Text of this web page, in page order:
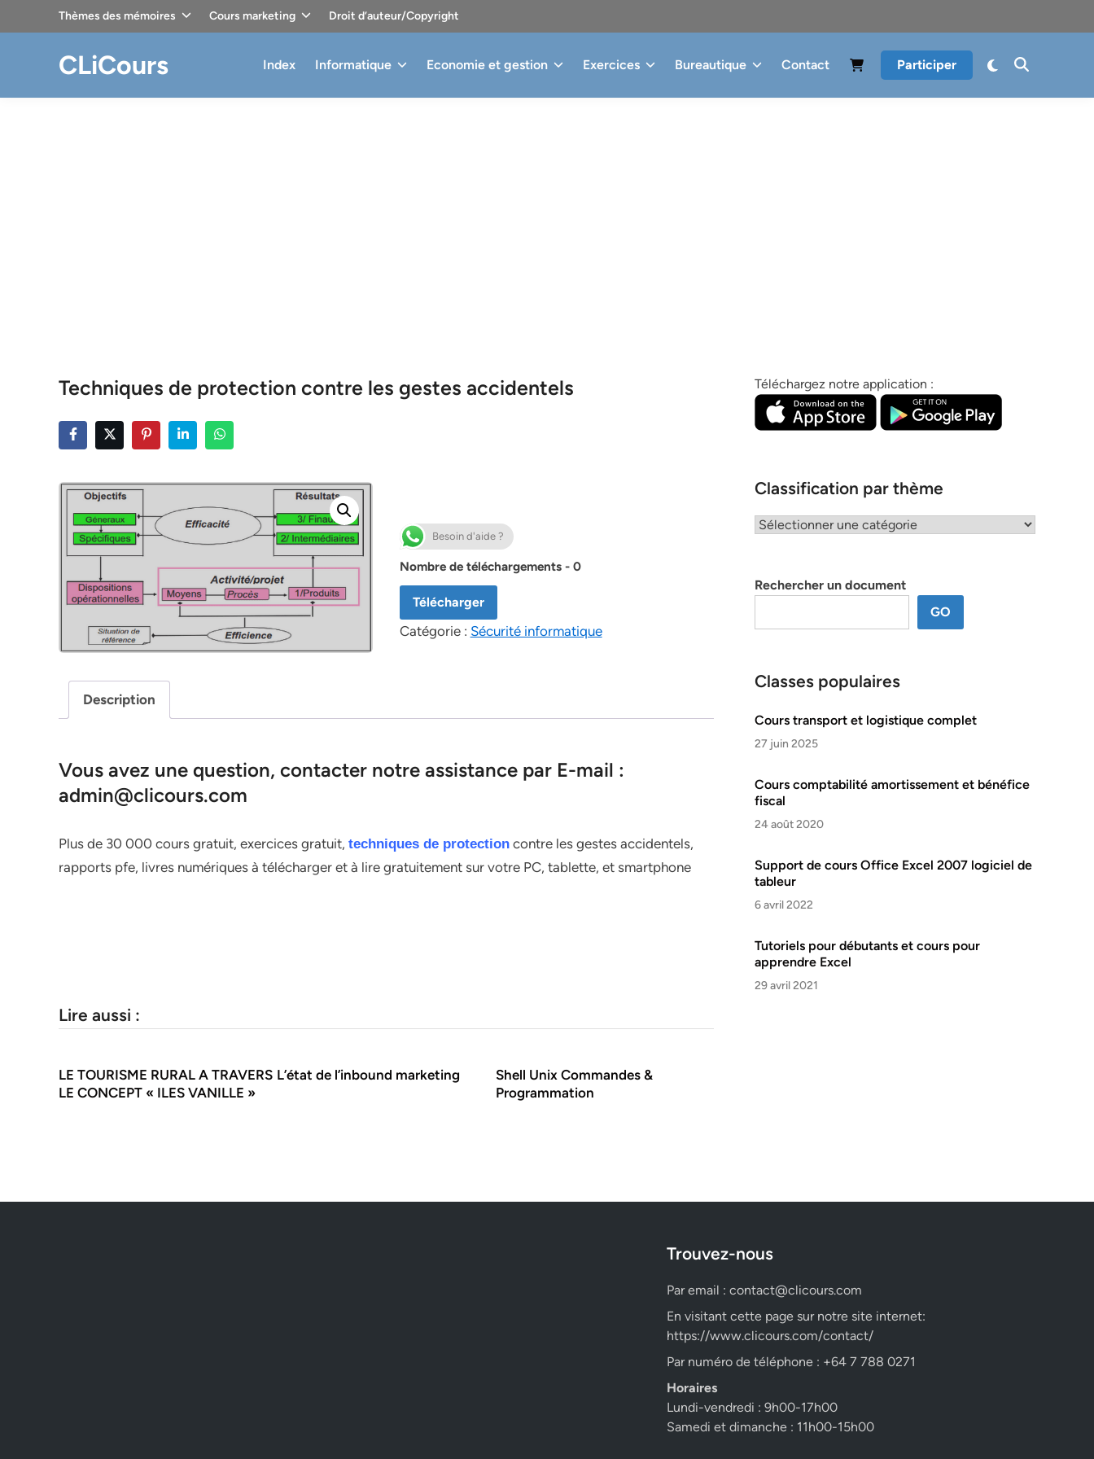
Thèmes des mémoires Cours marketing Droit d’auteur/Copyright
CLiCours Index Informatique Economie et gestion Exercices Bureautique Contact Participer
Techniques de protection contre les gestes accidentels
Besoin d'aide ?
Nombre de téléchargements - 0
Télécharger
Catégorie : Sécurité informatique
Description
Vous avez une question, contacter notre assistance par E-mail :
admin@clicours.com
Plus de 30 000 cours gratuit, exercices gratuit, techniques de protection contre les gestes accidentels,
rapports pfe, livres numériques à télécharger et à lire gratuitement sur votre PC, tablette, et smartphone
Lire aussi :
LE TOURISME RURAL A TRAVERS
LE CONCEPT « ILES VANILLE »
L’état de l’inbound marketing
Shell Unix Commandes &
Programmation
Téléchargez notre application :
Classification par thème
Classification
Rechercher un document
GO
Classes populaires
Cours transport et logistique complet
27 juin 2025
Cours comptabilité amortissement et bénéfice
fiscal
24 août 2020
Support de cours Office Excel 2007 logiciel de
tableur
6 avril 2022
Tutoriels pour débutants et cours pour
apprendre Excel
29 avril 2021
Trouvez-nous
Par email : contact@clicours.com
En visitant cette page sur notre site internet:
https://www.clicours.com/contact/
Par numéro de téléphone : +64 7 788 0271
Horaires
Lundi-vendredi : 9h00-17h00
Samedi et dimanche : 11h00-15h00